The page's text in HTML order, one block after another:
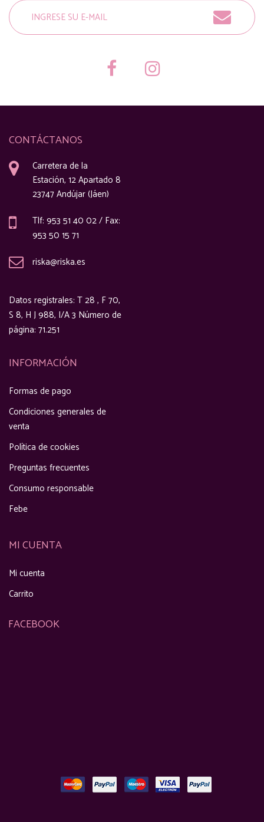
CONTÁCTANOS
Carretera de la
Estación, 12 Apartado 8
23747 Andújar (Jáen)
Tlf: 953 51 40 02 / Fax:
953 50 15 71
riska@riska.es
Datos registrales: T 28 , F 70,
S 8, H J 988, I/A 3 Número de
página: 71.251
INFORMACIÓN
Formas de pago
Condiciones generales de
venta
Política de cookies
Preguntas frecuentes
Consumo responsable
Febe
MI CUENTA
Mi cuenta
Carrito
FACEBOOK